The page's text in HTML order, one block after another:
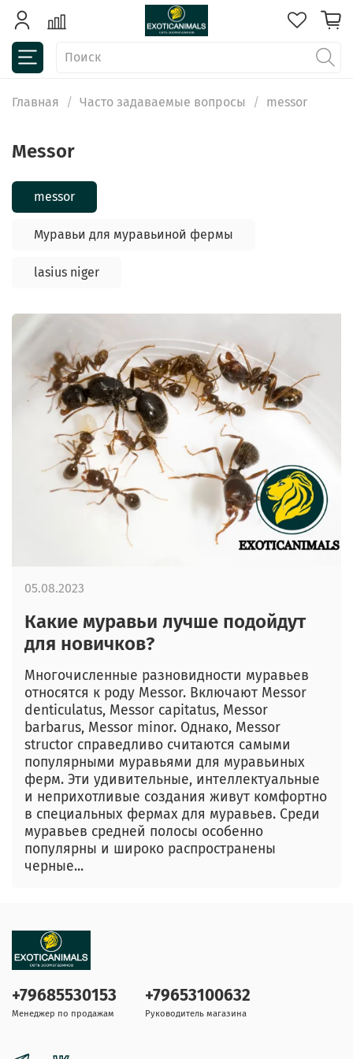
Главная Часто задаваемые вопросы messor
messor
messor
Муравьи для муравьиной фермы
lasius niger
Какие муравьи лучше подойдут
для новичков?
Многочисленные разновидности муравьев
относятся к роду Messor. Включают Messor
denticulatus, Messor capitatus, Messor
barbarus, Messor minor. Однако, Messor
structor справедливо считаются самыми
популярными муравьями для муравьиных
ферм. Эти удивительные, интеллектуальные
и неприхотливые создания живут комфортно
в специальных фермах для муравьев. Среди
муравьев средней полосы особенно
популярны и широко распространены
черные...
05.08.2023
+79685530153
Менеджер по продажам
+79653100632
Руководитель магазина